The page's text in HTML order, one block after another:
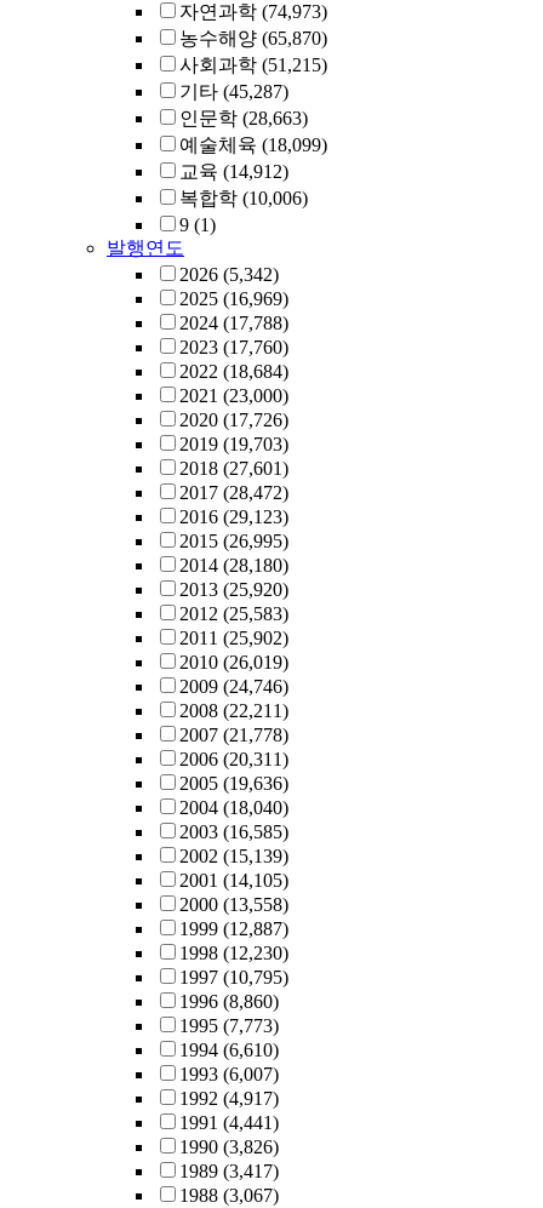
자연과학 (74,973)
농수해양 (65,870)
사회과학 (51,215)
기타 (45,287)
인문학 (28,663)
예술체육 (18,099)
교육 (14,912)
복합학 (10,006)
9 (1)
발행연도
2026 (5,342)
2025 (16,969)
2024 (17,788)
2023 (17,760)
2022 (18,684)
2021 (23,000)
2020 (17,726)
2019 (19,703)
2018 (27,601)
2017 (28,472)
2016 (29,123)
2015 (26,995)
2014 (28,180)
2013 (25,920)
2012 (25,583)
2011 (25,902)
2010 (26,019)
2009 (24,746)
2008 (22,211)
2007 (21,778)
2006 (20,311)
2005 (19,636)
2004 (18,040)
2003 (16,585)
2002 (15,139)
2001 (14,105)
2000 (13,558)
1999 (12,887)
1998 (12,230)
1997 (10,795)
1996 (8,860)
1995 (7,773)
1994 (6,610)
1993 (6,007)
1992 (4,917)
1991 (4,441)
1990 (3,826)
1989 (3,417)
1988 (3,067)